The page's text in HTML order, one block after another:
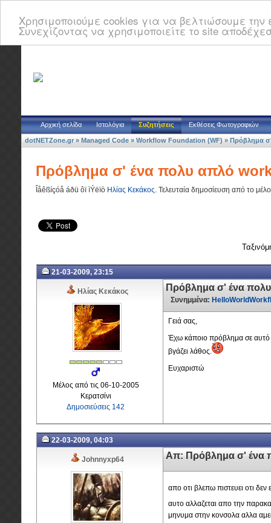
Χρησιμοποιούμε cookies για να βελτιώσουμε
Συνεχίζοντας να χρησιμοποιείτε το site
Αρχική σελίδα Ιστολόγια Συζητήσεις Εκθέσεις Φωτογραφιών
dotNETZone.gr » Managed Code » Workflow Foundation (WF) » Πρόβλημα
Πρόβλημα σ' ένα πολυ απλό
Îåêßíçóå áðü ôï ìÝëïò Ηλίας Κεκάκος. Τελευταία δημοσίευση από το
21-03-2009, 23:15
Ηλίας Κεκάκος
Μέλος από τις 06-10-2005
Κερατσίνι
Δημοσιεύσεις 142
Πρόβλημα σ' ένα
Συνημμένα:
Γειά σας,
Έχω κάποιο πρόβλημα σε αυτό
βγάζει λάθος.
Ευχαριστώ
22-03-2009, 04:03
Johnnyxp64 Απ: Πρόβλημα σ' ένα
απο οτι βλεπω πιστευει οτι δεν
αυτο αλλαζεται απο την
μηνυμα στην κονσολα αλλα